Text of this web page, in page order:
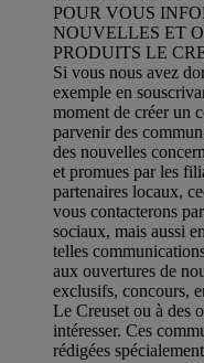
POUR VOUS
NOUVELLES ET
PRODUITS LE
Si vous nous avez
exemple en
moment de créer un
parvenir des
des nouvelles
et promues par les
partenaires locaux,
vous contacterons
sociaux, mais aussi
telles
aux ouvertures de
exclusifs, concours,
Le Creuset ou à des
intéresser. Ces
rédigées